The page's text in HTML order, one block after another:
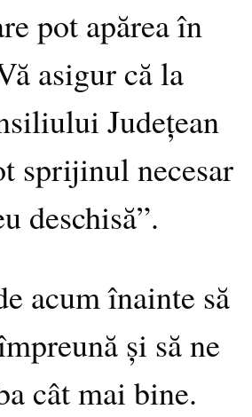
pot apărea în
asigur că la
Județean
sprijinul necesar
deschisă”.
acum înainte să
și să ne
cât mai bine.